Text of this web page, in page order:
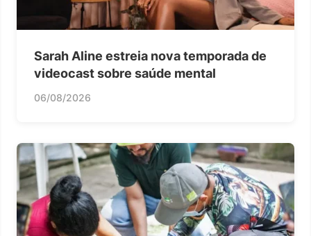
Sarah Aline estreia nova temporada de
videocast sobre saúde mental
06/08/2026